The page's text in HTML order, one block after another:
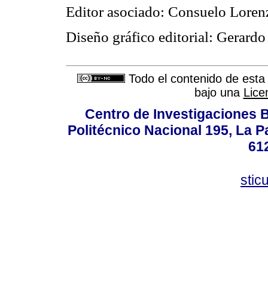
Editor asociado: Consuelo
Diseño gráfico editorial: Gerardo
Todo el contenido de
bajo una
Centro de Investigaciones
Politécnico Nacional 195, La